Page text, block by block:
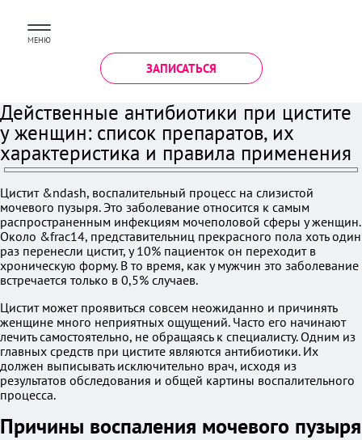
МЕНЮ
ЗАПИСАТЬСЯ
Действенные антибиотики при цистите
у женщин: список препаратов, их
характеристика и правила применения
Цистит &ndash, воспалительный процесс на слизистой
мочевого пузыря. Это заболевание относится к самым
распространенным инфекциям мочеполовой сферы у женщин.
Около &frac14, представительниц прекрасного пола хоть один
раз перенесли цистит, у 10% пациенток он переходит в
хроническую форму. В то время, как у мужчин это заболевание
встречается только в 0,5% случаев.
Цистит может проявиться совсем неожиданно и причинять
женщине много неприятных ощущений. Часто его начинают
лечить самостоятельно, не обращаясь к специалисту. Одним из
главных средств при цистите являются антибиотики. Их
должен выписывать исключительно врач, исходя из
результатов обследования и общей картины воспалительного
процесса.
Причины воспаления мочевого пузыря